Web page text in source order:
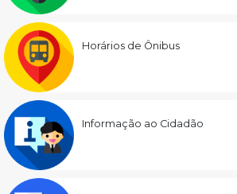
Horários de Ônibus
Informação ao Cidadão